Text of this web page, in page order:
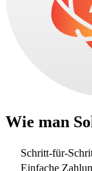
Wie man
Schritt-für-
Einfache